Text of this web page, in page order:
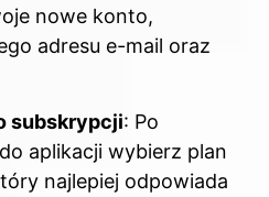
nowe konto,
adresu e-mail oraz
subskrypcji: Po
aplikacji wybierz plan
najlepiej odpowiada